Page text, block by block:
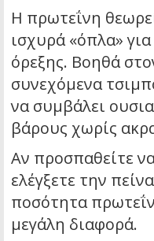
Η πρωτεΐνη
ισχυρά «όπλα»
όρεξης. Βοηθά
συνεχόμενα
να συμβάλει
βάρους χωρίς
Αν προσπαθείτε
ελέγξετε την
ποσότητα
μεγάλη διαφορά.